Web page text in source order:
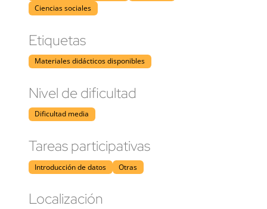
Ciencias sociales
Etiquetas
Materiales didácticos disponibles
Nivel de dificultad
Dificultad media
Tareas participativas
Introducción de datos Otras
Localización